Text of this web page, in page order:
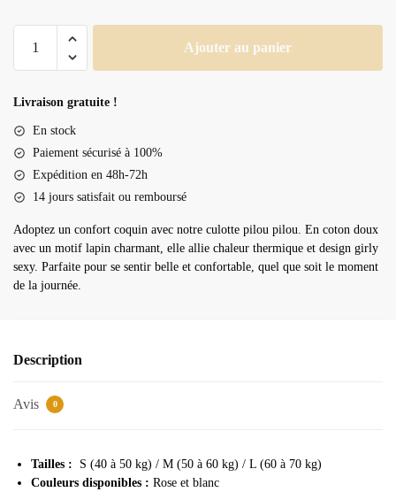
pilou
Ajouter au panier
Livraison gratuite !
En stock
Paiement sécurisé à 100%
Expédition en 48h-72h
14 jours satisfait ou remboursé
Adoptez un confort coquin avec notre culotte pilou pilou. En coton doux
avec un motif lapin charmant, elle allie chaleur thermique et design girly
sexy. Parfaite pour se sentir belle et confortable, quel que soit le moment
de la journée.
Description
Avis 0
Tailles : S (40 à 50 kg) / M (50 à 60 kg) / L (60 à 70 kg)
Couleurs disponibles : Rose et blanc